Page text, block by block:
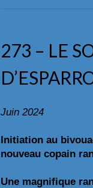
273 – LE
Juin 2024
Initiation au
nouveau copain
Une magnifique